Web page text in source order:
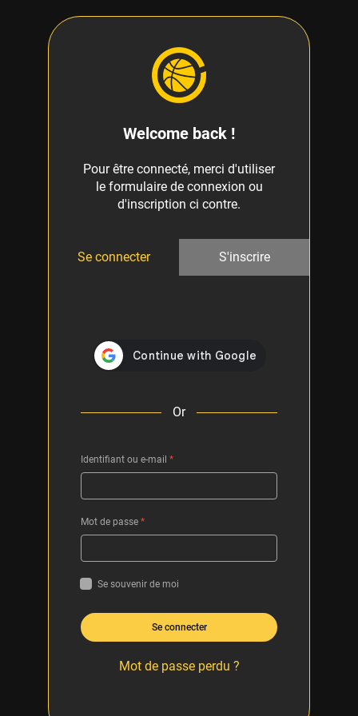
Welcome back !
Pour être connecté, merci d'utiliser
le formulaire de connexion ou
d'inscription ci contre.
Se connecter S'inscrire
Or
Identifiant ou e-mail *
Mot de passe *
Se souvenir de moi
Se connecter
Mot de passe perdu ?